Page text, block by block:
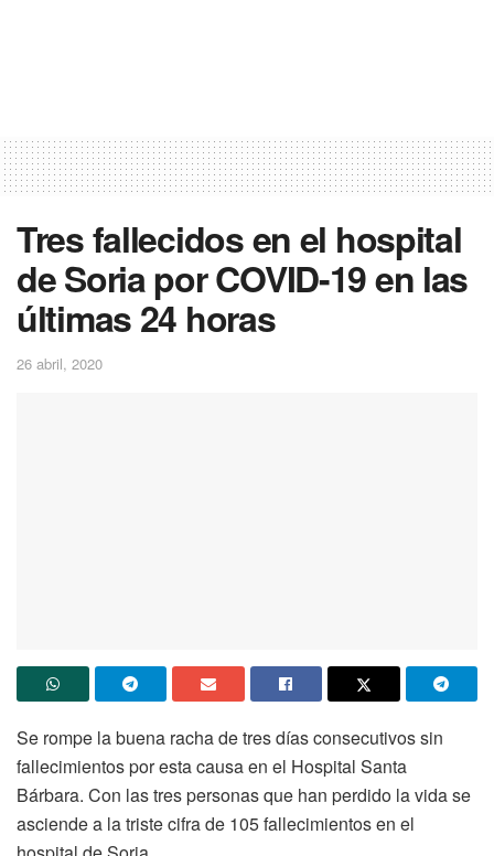
Tres fallecidos en el hospital
de Soria por COVID-19 en las
últimas 24 horas
26 abril, 2020
Se rompe la buena racha de tres días consecutivos sin
fallecimientos por esta causa en el Hospital Santa
Bárbara. Con las tres personas que han perdido la vida se
asciende a la triste cifra de 105 fallecimientos en el